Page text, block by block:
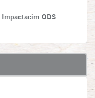
Impactacim ODS